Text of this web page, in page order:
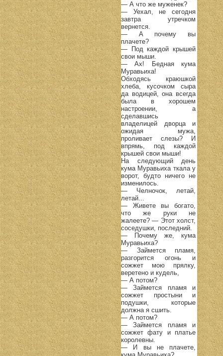
— А что же муженек?
— Уехал, не сегодня
завтра утречком
вернется.
— А почему вы
плачете?
— Под каждой крышей
свои мыши.
— Ах! Бедная кума
Муравьиха!
Обходясь краюшкой
хлеба, кусочком сыра
да водицей, она всегда
была в хорошем
настроении, а
сделавшись
владелицей дворца и
ожидая мужа,
проливает слезы? И
впрямь, под каждой
крышей свои мыши!
На следующий день
кума Муравьиха ткала у
ворот, будто ничего не
изменилось.
— Челночок, летай,
летай...
— Живете вы богато,
что же руки не
жалеете? — Этот холст,
соседушки, последний.
— Почему же, кума
Муравьиха?
— Займется пламя,
разгорится огонь и
сожжет мою прялку,
веретено и кудель,
— А потом?
— Займется пламя и
сожжет простыни и
подушки, которые
должна я сшить.
— А потом?
— Займется пламя и
сожжет фату и платье
королевны.
— И вы не плачете,